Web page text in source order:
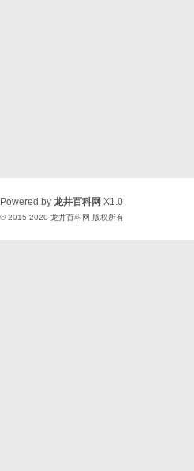
Powered by 龙井百科网 X1.0
© 2015-2020 龙井百科网 版权所有